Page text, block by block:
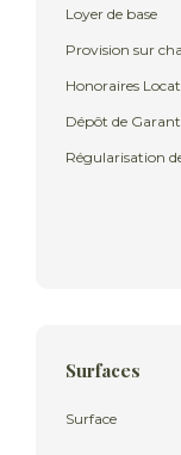
Loyer de base
Provision sur
Honoraires
Dépôt de
Régularisation
Surfaces
Surface